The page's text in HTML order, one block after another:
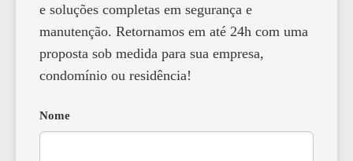
e soluções completas em segurança e
manutenção. Retornamos em até 24h com uma
proposta sob medida para sua empresa,
condomínio ou residência!
Nome